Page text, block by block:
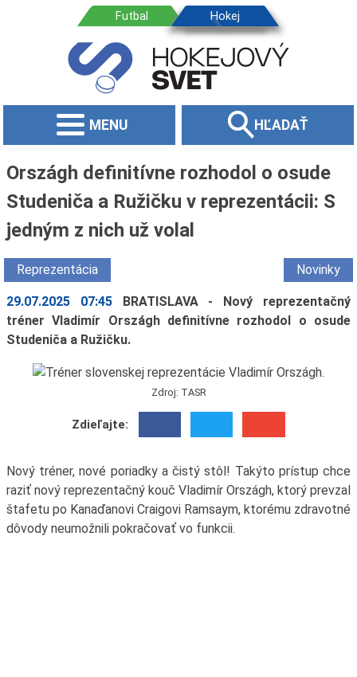
MENU HĽADAŤ
Országh definitívne rozhodol o osude
Studeniča a Ružičku v reprezentácii: S
jedným z nich už volal
Reprezentácia Novinky
29.07.2025 07:45
BRATISLAVA - Nový reprezentačný
tréner Vladimír Országh definitívne rozhodol o osude
Studeniča a Ružičku.
Zdroj: TASR
Zdieľajte:
Nový tréner, nové poriadky a čistý stôl! Takýto prístup chce
raziť nový reprezentačný kouč Vladimír Országh, ktorý prevzal
štafetu po Kanaďanovi Craigovi Ramsaym, ktorému zdravotné
dôvody neumožnili pokračovať vo funkcii.